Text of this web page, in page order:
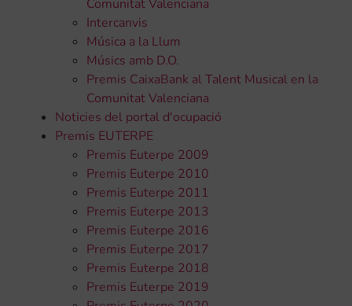
Comunitat Valenciana
Intercanvis
Música a la Llum
Músics amb D.O.
Premis CaixaBank al Talent Musical en la
Comunitat Valenciana
Noticies del portal d'ocupació
Premis EUTERPE
Premis Euterpe 2009
Premis Euterpe 2010
Premis Euterpe 2011
Premis Euterpe 2013
Premis Euterpe 2016
Premis Euterpe 2017
Premis Euterpe 2018
Premis Euterpe 2019